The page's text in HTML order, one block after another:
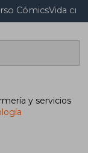
CómicsVida
y servicios